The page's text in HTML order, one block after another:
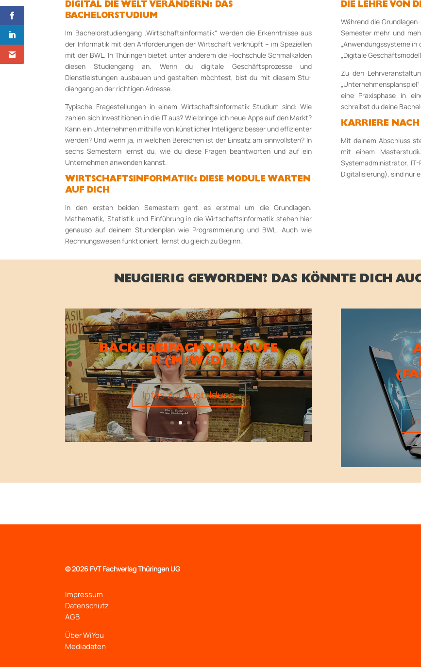
DIGITAL DIE WELT VERÄNDERN: DAS
BACHELORSTUDIUM
Im Bachelorstudiengang „Wirtschaftsinformatik“ werden die Erkenntnisse aus
der Informatik mit den Anforderungen der Wirtschaft verknüpft – im Speziellen
mit der BWL. In Thüringen bietet un­ter anderem die Hochschule Schmalkalden
diesen Studiengang an. Wenn du digitale Ge­schäfts­prozesse und
Dienstleistungen ausbauen und gestalten möchtest, bist du mit die­sem Stu­
dien­gang an der richtigen Adresse.
Typische Fragestellungen in einem Wirtschafts­informatik-Studium sind: Wie
zahlen sich Inves­ti­tionen in die IT aus? Wie bringe ich neue Apps auf den Markt?
Kann ein Unternehmen mit­hilfe von künstlicher Intelligenz besser und effizienter
wer­den? Und wenn ja, in welchen Be­reichen ist der Einsatz am sinnvollsten? In
sechs Semestern lernst du, wie du diese Fragen be­antworten und auf ein
Unternehmen anwenden kannst.
WIRTSCHAFTSINFORMATIK: DIESE MODULE WARTEN
AUF DICH
In den ersten beiden Semestern geht es erstmal um die Grundlagen.
Mathematik, Statistik und Einführung in die Wirtschaftsinformatik stehen hier
genauso auf deinem Stundenplan wie Programmierung und BWL. Auch wie
Rech­nungswesen funktioniert, lernst du gleich zu Be­ginn.
DIE LEHRE VON
Während die
Se­mester mehr und
„Anwendungs­sys­teme in
„Digitale
Zu den
eine Pra­xis­phase in
schreibst du deine
KARRIERE
Mit deinem Abschluss
mit einem
Systemadministrator,
Di­gi­talisierung), sind nur
NEUGIERIG GEWORDEN? DAS KÖNNTE DICH
BÄCKEREIFACHVERKÄUFE
R (M/W/D)
Infos zur Ausbildung
©2026 FVT Fachverlag Thüringen UG
Impressum
Datenschutz
AGB
Über WiYou
Mediadaten